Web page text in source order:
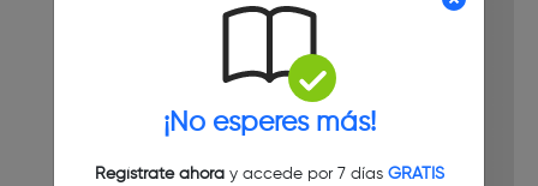
¡No esperes más!
Regístrate ahoray accede por 7 días GRATIS